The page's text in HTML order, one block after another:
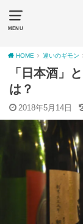
MENU
HOME 違いのギモン
「日本酒」
は？
2018年5月14日